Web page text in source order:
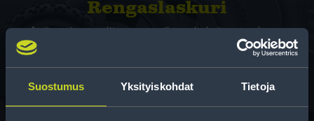
Suostumus Yksityiskohdat Tietoja
Rengas­laskuri
Auttaa sinua valitsemaan oikean kokoisen renkaan,